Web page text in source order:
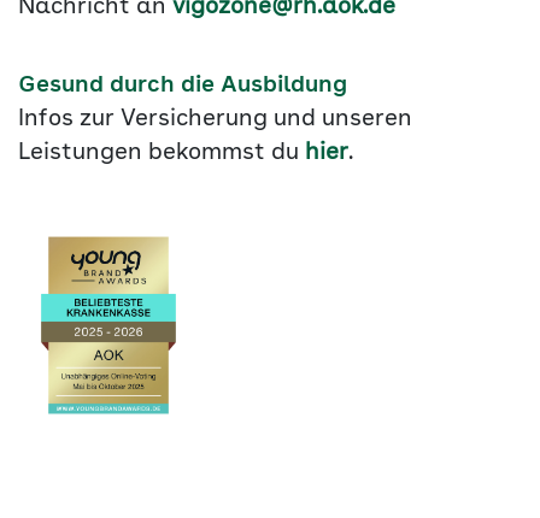
Nachricht an vigozone@rh.aok.de
Gesund durch die Ausbildung
Infos zur Versicherung und unseren
Leistungen bekommst du hier.